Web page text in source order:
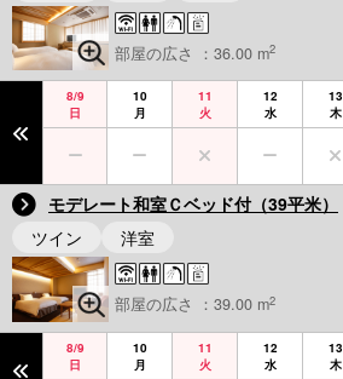
部屋の広さ ：36.00 m2
8/9
日
10
月
11
火
12
水
13
木
モデレート和室Ｃベッド付（39平米）
ツイン
洋室
部屋の広さ ：39.00 m2
8/9
日
10
月
11
火
12
水
13
木